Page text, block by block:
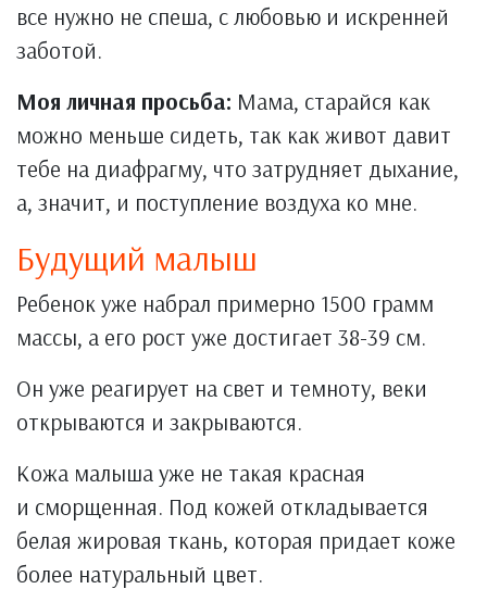
все нужно не спеша, с любовью и искренней
заботой.
Моя личная просьба: Мама, старайся как
можно меньше сидеть, так как живот давит
тебе на диафрагму, что затрудняет дыхание,
а, значит, и поступление воздуха ко мне.
Будущий малыш
Ребенок уже набрал примерно 1500 грамм
массы, а его рост уже достигает 38-39 см.
Он уже реагирует на свет и темноту, веки
открываются и закрываются.
Кожа малыша уже не такая красная
и сморщенная. Под кожей откладывается
белая жировая ткань, которая придает коже
более натуральный цвет.